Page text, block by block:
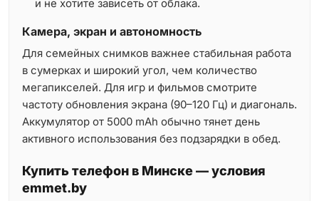
и не хотите зависеть от облака.
Камера, экран и автономность
Для семейных снимков важнее стабильная работа
в сумерках и широкий угол, чем количество
мегапикселей. Для игр и фильмов смотрите
частоту обновления экрана (90–120 Гц) и диагональ.
Аккумулятор от 5000 mAh обычно тянет день
активного использования без подзарядки в обед.
Купить телефон в Минске — условия
emmet.by